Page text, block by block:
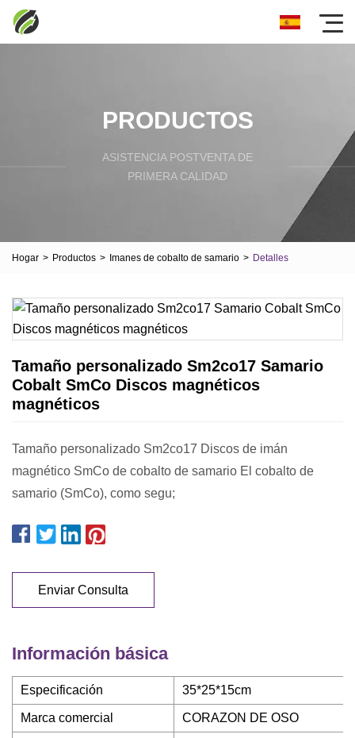
PRODUCTOS
ASISTENCIA POSTVENTA DE
PRIMERA CALIDAD
Hogar > Productos > Imanes de cobalto de samario > Detalles
Tamaño personalizado Sm2co17 Samario
Cobalt SmCo Discos magnéticos
magnéticos
Tamaño personalizado Sm2co17 Discos de imán
magnético SmCo de cobalto de samario El cobalto de
samario (SmCo), como segu;
Enviar Consulta
Información básica
Especificación 35*25*15cm
Marca comercial CORAZON DE OSO